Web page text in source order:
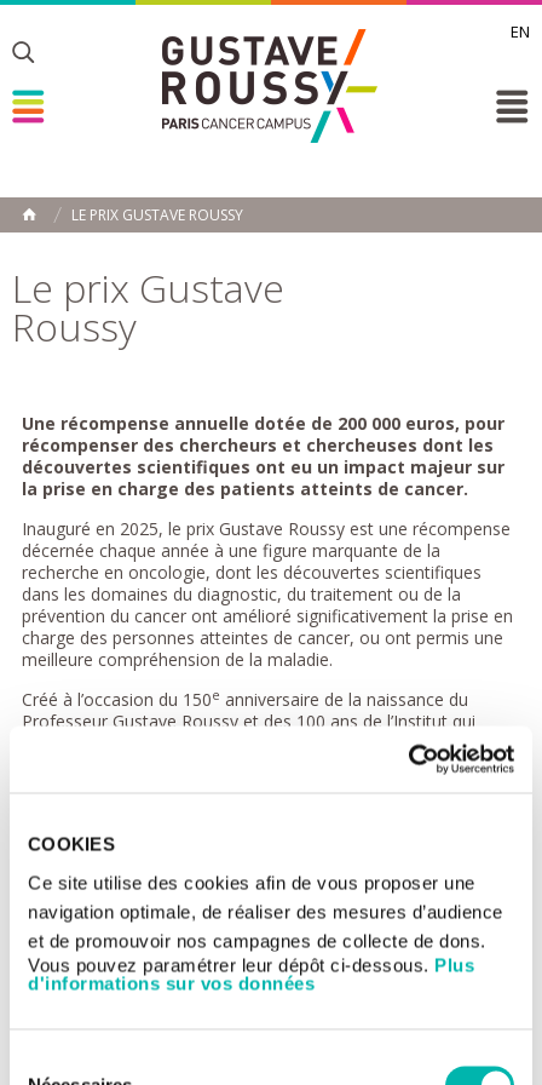
COOKIES
Ce site utilise des cookies afin de vous proposer une
navigation optimale, de réaliser des mesures d’audience
et de promouvoir nos campagnes de collecte de dons.
Vous pouvez paramétrer leur dépôt ci-dessous. Plus
d'informations sur vos données
EN
Toggle
Toggle
ACCUEIL
LE PRIX GUSTAVE ROUSSY
Le prix Gustave
Roussy
Une récompense annuelle dotée de 200 000 euros, pour
récompenser des chercheurs et chercheuses dont les
découvertes scientifiques ont eu un impact majeur sur
la prise en charge des patients atteints de cancer.
Inauguré en 2025, le prix Gustave Roussy est une récompense
décernée chaque année à une figure marquante de la
recherche en oncologie, dont les découvertes scientifiques
dans les domaines du diagnostic, du traitement ou de la
prévention du cancer ont amélioré significativement la prise en
charge des personnes atteintes de cancer, ou ont permis une
meilleure compréhension de la maladie.
Créé à l’occasion du 150e anniversaire de la naissance du
Professeur Gustave Roussy et des 100 ans de l’Institut qui
porte son nom, ce prix se veut un hommage au professeur qui
a révolutionné la prise en charge du cancer avec la création en
Ce prix valorise l’innovation et l’engagement scientifique pour
adéquation avec les missions de Gustave Roussy : guérir
davantage, plus efficacement et de manière durable. Il est doté
de 200 000 € : 100 000 € que le lauréat peut utiliser librement,
et 100 000 € pour financer un projet de recherche innovant en
oncologie.
Pierre Fabre en qualité de mécène fondateur. Il est ouvert à